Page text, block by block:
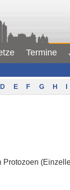
Termine
D E F G H I